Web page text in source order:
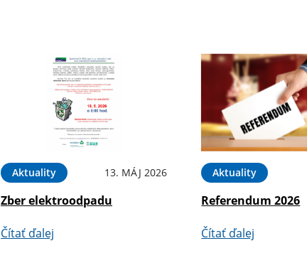
Aktuality 13. MÁJ 2026
Zber elektroodpadu
Čítať ďalej
Aktuality
Referendum 2026
Čítať ďalej